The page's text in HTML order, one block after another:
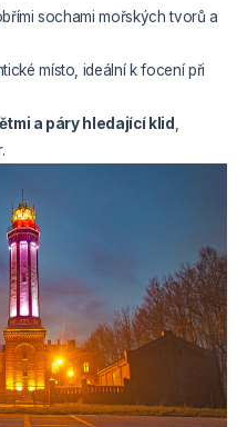
sochami mořských tvorů a
místo, ideální k focení při
a páry hledající klid